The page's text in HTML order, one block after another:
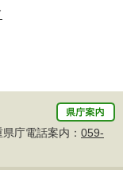
庁電話案内： 059-